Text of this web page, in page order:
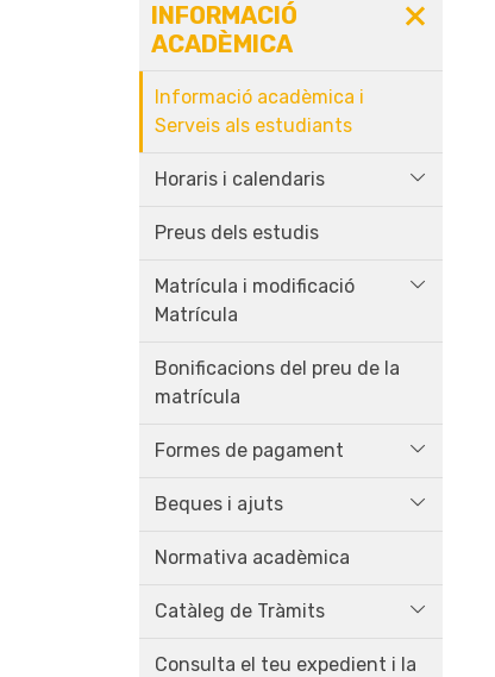
INFORMACIÓ
ACADÈMICA
Informació acadèmica i
Serveis als estudiants
Horaris i calendaris
Preus dels estudis
Matrícula i modificació
Matrícula
Bonificacions del preu de la
matrícula
Formes de pagament
Beques i ajuts
Normativa acadèmica
Catàleg de Tràmits
Consulta el teu expedient i la